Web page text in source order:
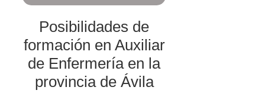
Posibilidades de
formación en Auxiliar
de Enfermería en la
provincia de Ávila